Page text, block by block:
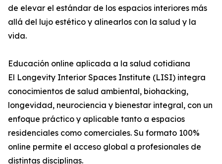
de elevar el estándar de los espacios interiores más
allá del lujo estético y alinearlos con la salud y la
vida.
Educación online aplicada a la salud cotidiana
El Longevity Interior Spaces Institute (LISI) integra
conocimientos de salud ambiental, biohacking,
longevidad, neurociencia y bienestar integral, con un
enfoque práctico y aplicable tanto a espacios
residenciales como comerciales. Su formato 100%
online permite el acceso global a profesionales de
distintas disciplinas.